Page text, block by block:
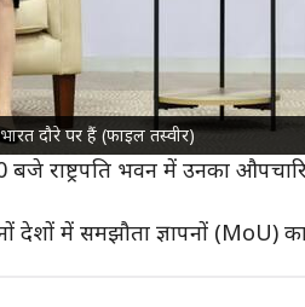
दौरे पर हैं (फाइल तस्वीर)
कैसा रहेगा ताकाइची का
1 जुलाई की शाम 7 बजेदिल्लीपहुंचेंगी,
राष्ट्रपति भवन में उनका
देशों में समझौता ज्ञापनों (MoU)